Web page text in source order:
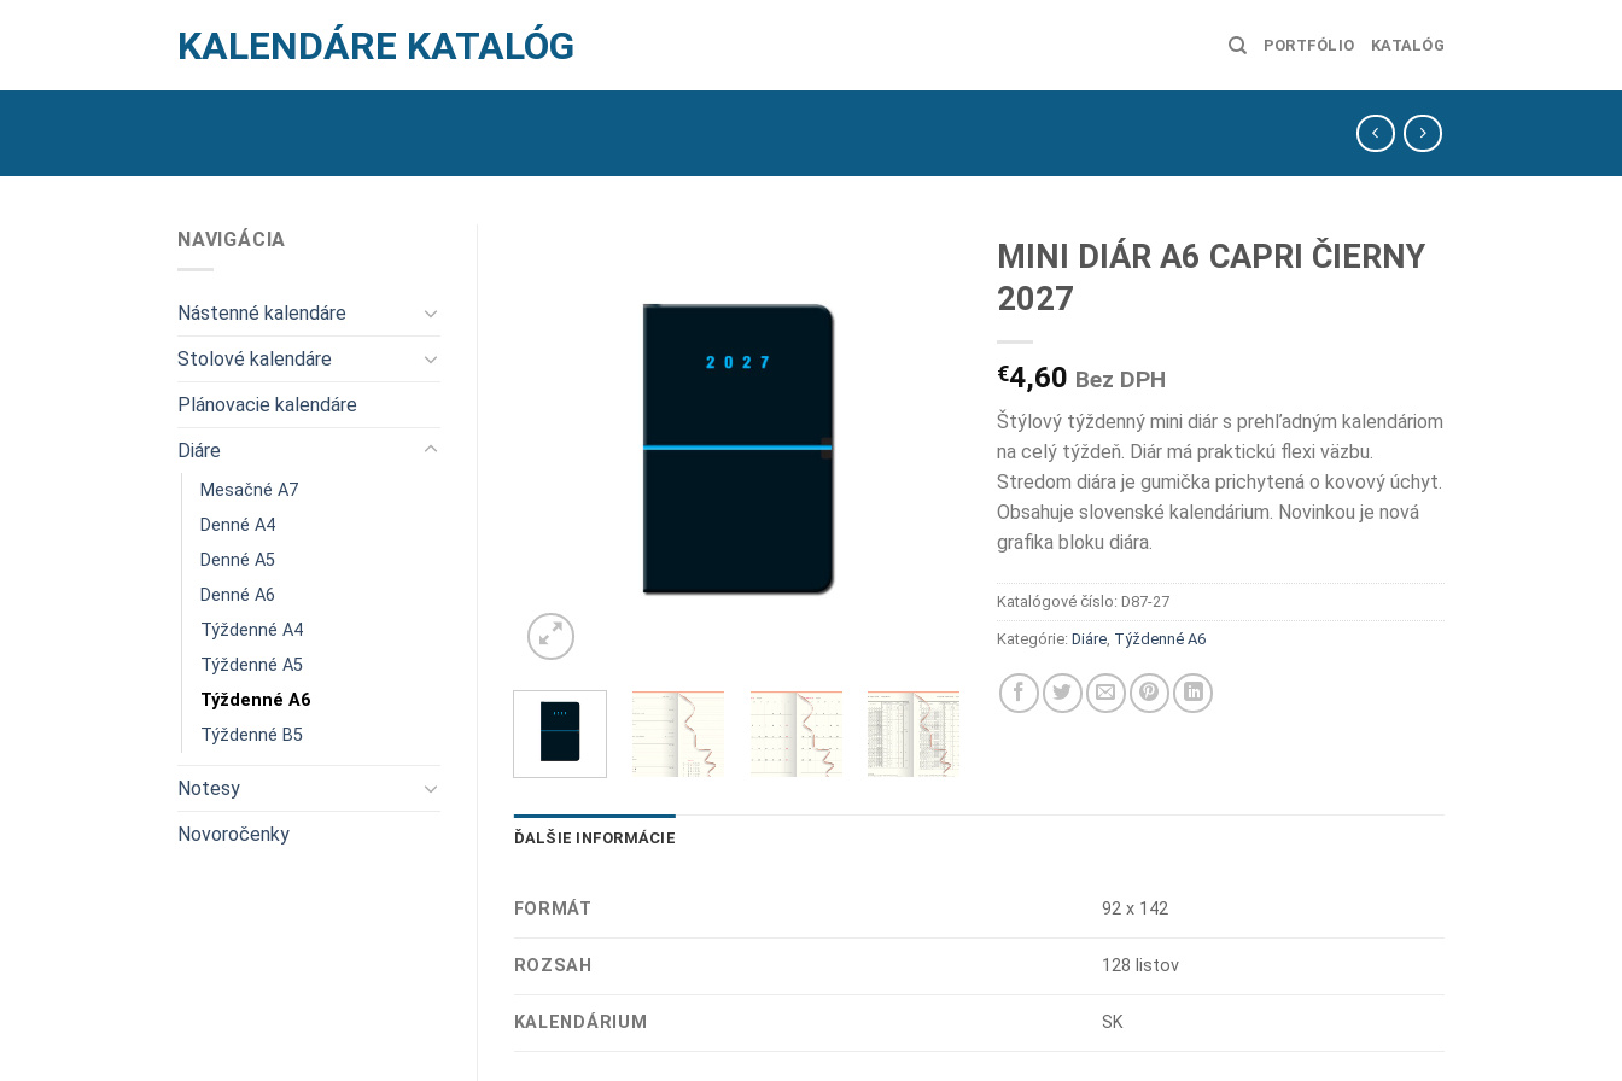
KALENDÁRE KATALÓG PORTFÓLIO KATALÓG
NAVIGÁCIA
Nástenné kalendáre
Stolové kalendáre
Plánovacie kalendáre
Diáre
Mesačné A7
Denné A4
Denné A5
Denné A6
Týždenné A4
Týždenné A5
Týždenné A6
Týždenné B5
Notesy
Novoročenky
MINI DIÁR A6 CAPRI ČIERNY
2027
€4,60 Bez DPH
Štýlový týždenný mini diár s prehľadným kalendáriom
na celý týždeň. Diár má praktickú flexi väzbu.
Stredom diára je gumička prichytená o kovový úchyt.
Obsahuje slovenské kalendárium. Novinkou je nová
grafika bloku diára.
Katalógové číslo:D87-27
Kategórie:Diáre Týždenné A6
ĎALŠIE INFORMÁCIE
FORMÁT 92 x 142
ROZSAH 128 listov
KALENDÁRIUM SK